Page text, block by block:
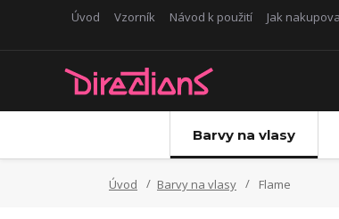
Úvod Vzorník Návod k použití Jak
Barvy na vlasy
Úvod Barvy na vlasy Flame